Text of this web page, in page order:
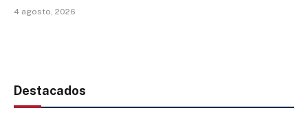
4 agosto, 2026
Destacados